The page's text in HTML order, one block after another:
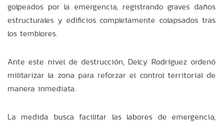
golpeados por la emergencia, registrando graves daños
estructurales y edificios completamente colapsados tras
los temblores.
Ante este nivel de destrucción, Delcy Rodríguez ordenó
militarizar la zona para reforzar el control territorial de
manera inmediata.
La medida busca facilitar las labores de emergencia,